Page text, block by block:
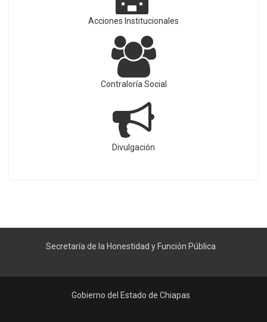
Acciones Institucionales
Contraloría Social
Divulgación
Secretaría de la Honestidad y Función Pública
Gobierno del Estado de Chiapas